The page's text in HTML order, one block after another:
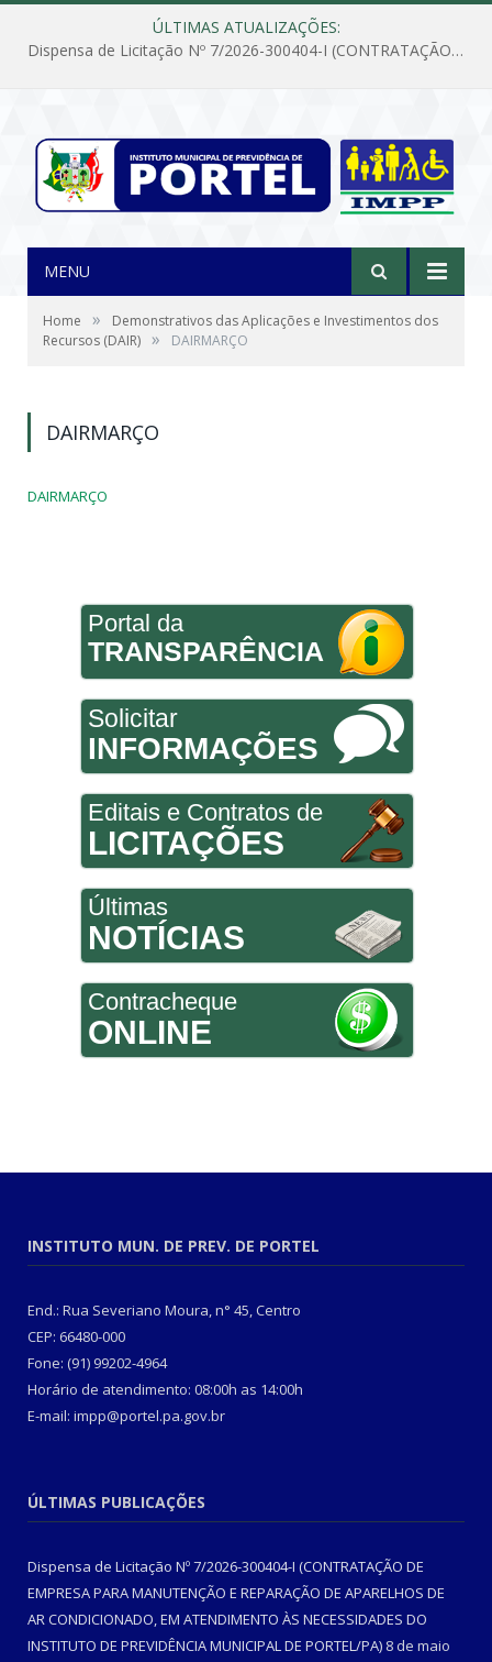
ÚLTIMAS ATUALIZAÇÕES:
Dispensa de Licitação Nº 7/2026-300404-I (CONTRATAÇÃO DE EMPRESA PARA MANUTENÇÃO E REPARAÇÃO DE APARELHOS DE AR CONDICIONADO, EM ATENDIMENTO ÀS NECESSIDADES DO INSTITUTO DE PREVIDÊNCIA MUNICIPAL DE PORTEL/PA)
MENU
Home »
Demonstrativos das Aplicações e Investimentos dos
Recursos (DAIR) » DAIRMARÇO
DAIRMARÇO
DAIRMARÇO
Portal da
TRANSPARÊNCIA
Solicitar
INFORMAÇÕES
Editais e Contratos de
LICITAÇÕES
Últimas
NOTÍCIAS
Contracheque
ONLINE
INSTITUTO MUN. DE PREV. DE PORTEL
End.: Rua Severiano Moura, n° 45, Centro
CEP: 66480-000
Fone: (91) 99202-4964
Horário de atendimento: 08:00h as 14:00h
E-mail: impp@portel.pa.gov.br
ÚLTIMAS PUBLICAÇÕES
Dispensa de Licitação Nº 7/2026-300404-I (CONTRATAÇÃO DE
EMPRESA PARA MANUTENÇÃO E REPARAÇÃO DE APARELHOS DE
AR CONDICIONADO, EM ATENDIMENTO ÀS NECESSIDADES DO
INSTITUTO DE PREVIDÊNCIA MUNICIPAL DE PORTEL/PA) 8 de maio